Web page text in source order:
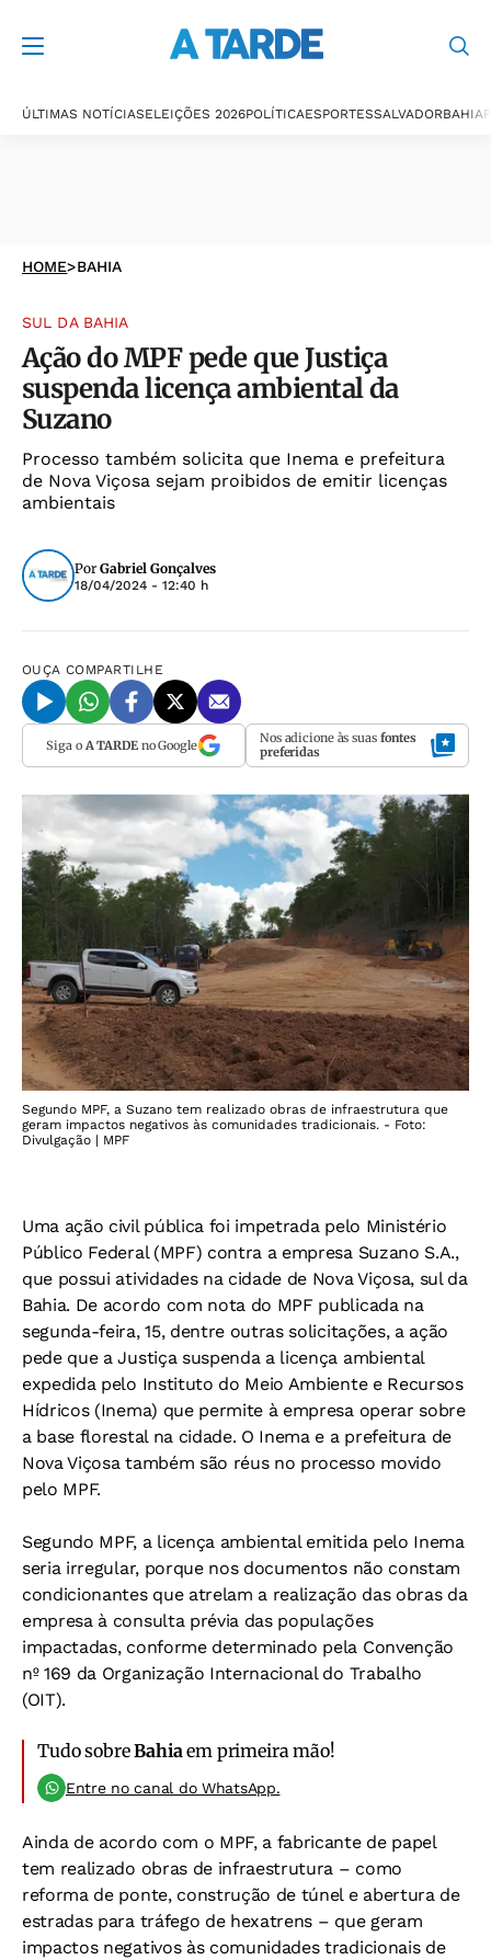
ÚLTIMAS NOTÍCIASELEIÇÕES 2026POLÍTICAESPORTESSALVADORBAHIA
HOME>BAHIA
SUL DA BAHIA
Ação do MPF pede que Justiça
suspenda licença ambiental da
Suzano
Processo também solicita que Inema e prefeitura
de Nova Viçosa sejam proibidos de emitir licenças
ambientais
Por Gabriel Gonçalves
18/04/2024 - 12:40 h
OUÇA COMPARTILHE
Siga o A TARDEno Google Nos adicione às suas fontes
preferidas
Segundo MPF, a Suzano tem realizado obras de infraestrutura que
geram impactos negativos às comunidades tradicionais. - Foto:
Divulgação | MPF
Uma ação civil pública foi impetrada pelo Ministério
Público Federal (MPF) contra a empresa Suzano S.A.,
que possui atividades na cidade de Nova Viçosa, sul da
Bahia. De acordo com nota do MPF publicada na
segunda-feira, 15, dentre outras solicitações, a ação
pede que a Justiça suspenda a licença ambiental
expedida pelo Instituto do Meio Ambiente e Recursos
Hídricos (Inema) que permite à empresa operar sobre
a base florestal na cidade. O Inema e a prefeitura de
Nova Viçosa também são réus no processo movido
pelo MPF.
Segundo MPF, a licença ambiental emitida pelo Inema
seria irregular, porque nos documentos não constam
condicionantes que atrelam a realização das obras da
empresa à consulta prévia das populações
impactadas, conforme determinado pela Convenção
nº 169 da Organização Internacional do Trabalho
(OIT).
Tudo sobreBahiaem primeira mão!
Entre no canal do WhatsApp.
Ainda de acordo com o MPF, a fabricante de papel
tem realizado obras de infraestrutura – como
reforma de ponte, construção de túnel e abertura de
estradas para tráfego de hexatrens – que geram
impactos negativos às comunidades tradicionais de